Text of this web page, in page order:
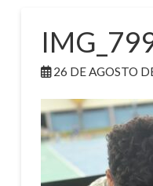
26 DE AGOSTO